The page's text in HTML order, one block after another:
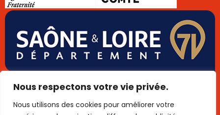
Nous respectons votre vie privée.
Nous utilisons des cookies pour améliorer votre
Données personnelles CookiesMentions légales
Plan de sitePubligo 2025